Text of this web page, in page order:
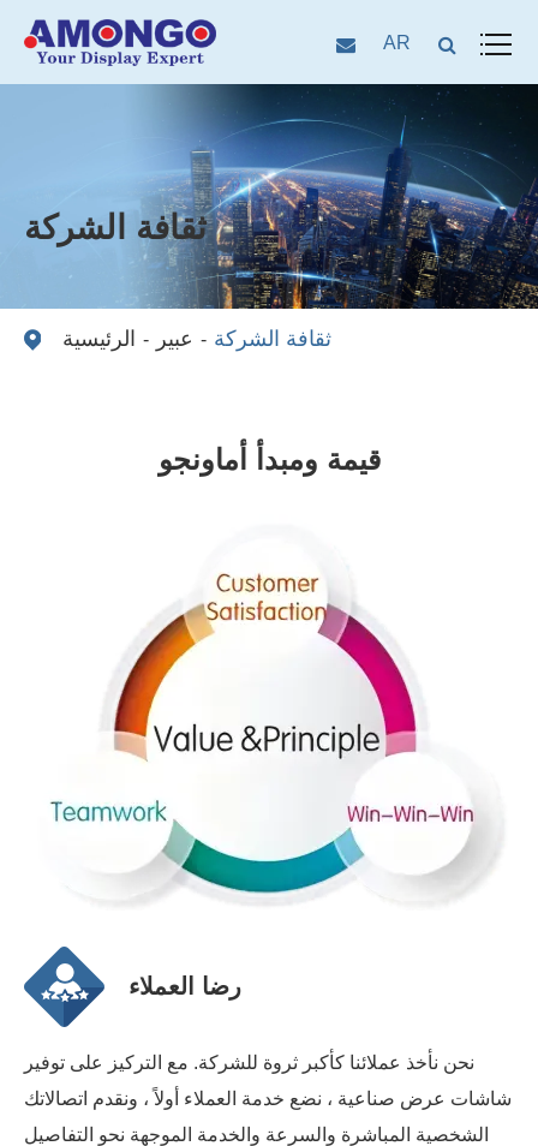
AR
الرئيسية عبير ثقافة الشركة
ثقافة الشركة
قيمة ومبدأ أماونجو
رضا العملاء
نحن نأخذ عملائنا كأكبر ثروة للشركة. مع التركيز على توفير
شاشات عرض صناعية ، نضع خدمة العملاء أولاً ، ونقدم اتصالاتك
الشخصية المباشرة والسرعة والخدمة الموجهة نحو التفاصيل